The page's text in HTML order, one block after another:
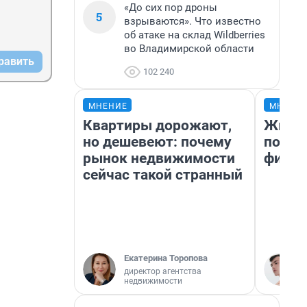
5
«До сих пор дроны
взрываются». Что известно
об атаке на склад Wildberries
во Владимирской области
102 240
МНЕНИЕ
Квартиры дорожают,
но дешевеют: почему
рынок недвижимости
сейчас такой странный
Екатерина Торопова
директор агентства
недвижимости